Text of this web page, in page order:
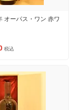
オーパス・ワン 赤ワ
税込